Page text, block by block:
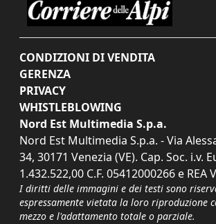
CONDIZIONI DI VENDITA
GERENZA
PRIVACY
WHISTLEBLOWING
Nord Est Multimedia S.p.a.
Nord Est Multimedia S.p.a. - Via
34, 30171 Venezia (VE). Cap. Soc. i.v.
1.432.522,00 C.F. 05412000266 e REA
I diritti delle immagini e dei testi sono
espressamente vietata la loro riproduzione
mezzo e l'adattamento totale o parziale.